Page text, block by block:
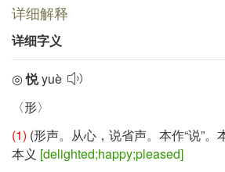
详细解释
详细字义
◎悦yuè
〈形〉
(1) (形声。从心，说省声。本作“说”。
本义 [delighted;happy;pleased]